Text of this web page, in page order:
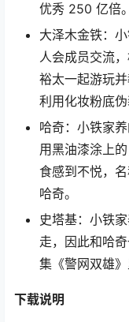
优秀 250 亿倍。
大泽木金铁：
人会成员交流
裕太一起游玩
利用化妆粉底伪
哈奇：小铁家
用黑油漆涂上
食感到不悦，
哈奇。
史塔基：小铁
走，因此和哈
集《警网双雄》
下载说明